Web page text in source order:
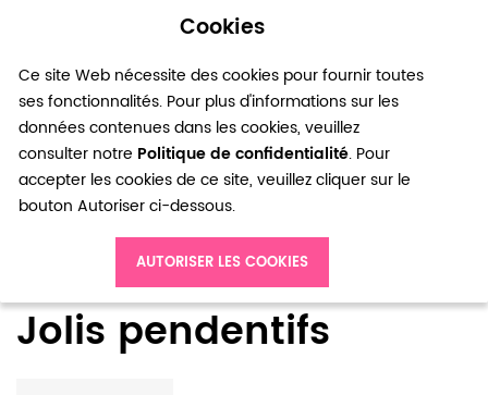
Cookies
Ce site Web nécessite des cookies pour fournir toutes
ses fonctionnalités. Pour plus d'informations sur les
données contenues dans les cookies, veuillez
consulter notre Politique de confidentialité. Pour
accepter les cookies de ce site, veuillez cliquer sur le
bouton Autoriser ci-dessous.
AUTORISER LES COOKIES
0
Nouveautés Jolis pendentifs
Jolis pendentifs